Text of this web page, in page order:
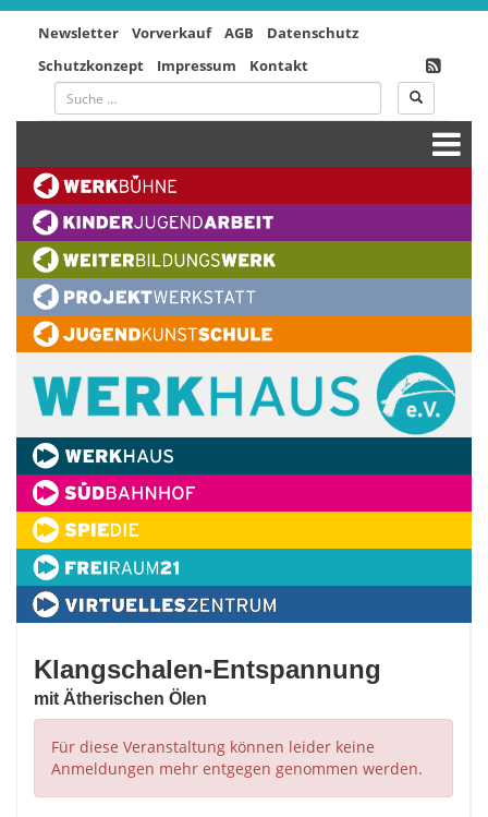
Newsletter Vorverkauf AGB
Datenschutz
Schutzkonzept
Impressum Kontakt
Klangschalen-Entspannung
mit Ätherischen Ölen
Für diese Veranstaltung können leider keine
Anmeldungen mehr entgegen genommen werden.